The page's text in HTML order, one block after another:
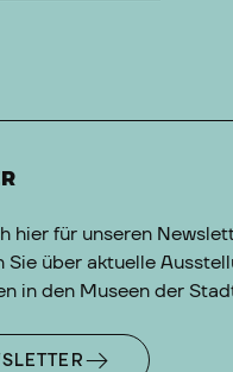
hier für unseren
Sie über aktuelle
in den Museen der